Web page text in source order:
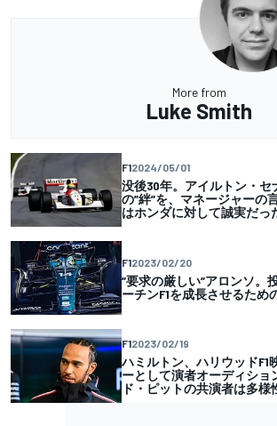
More from
Luke Smith
F12024/05/01
没後30年。アイルトン・セ
の”絆”を、マネージャーの
はホンダに対して誠実だっ
F12023/02/20
”要求の厳しい”アロンソ。
ーチンF1を成長させるため
F12023/02/19
ハミルトン、ハリウッドF1
ーとして演者オーディショ
ド・ピットの共演者は多様